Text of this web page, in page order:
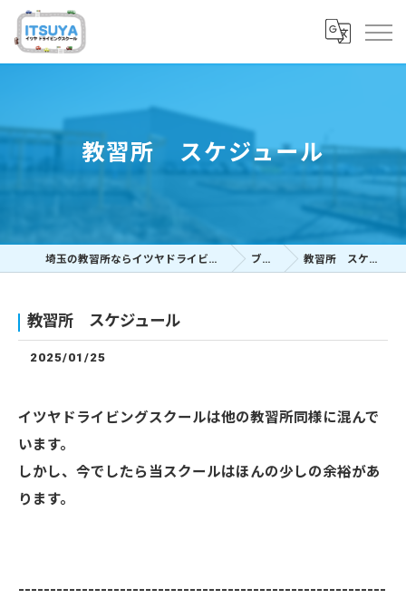
教習所 スケジュール
埼玉の教習所ならイツヤドライビングスクール ブログ 教習所 スケジュール
教習所 スケジュール
2025/01/25
イツヤドライビングスクールは他の教習所同様に混んで
います。
しかし、今でしたら当スクールはほんの少しの余裕があ
ります。
----------------------------------------------------------